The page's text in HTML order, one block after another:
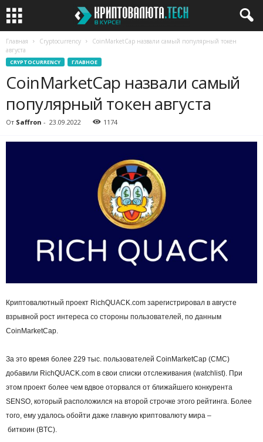
Главная Cryptocurrency
CoinMarketCap назвали самый популярный токен
августа
CRYPTOCURRENCY ГЛАВНОЕ
CoinMarketCap назвали самый
популярный токен августа
От Saffron - 23.09.2022 1174
Криптовалютный проект RichQUACK.com зарегистрировал в августе
взрывной рост интереса со стороны пользователей, по данным
CoinMarketCap.
За это время более 229 тыс. пользователей CoinMarketCap (CMC)
добавили RichQUACK.com в свои списки отслеживания (watchlist). При
этом проект более чем вдвое оторвался от ближайшего конкурента
SENSO, который расположился на второй строчке этого рейтинга. Более
того, ему удалось обойти даже главную криптовалюту мира –
биткоин (BTC).